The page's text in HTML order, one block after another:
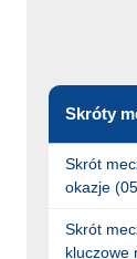
Skróty
Skrót
okazje
Skrót
kluczowe